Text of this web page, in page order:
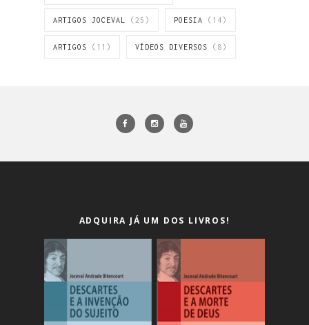
ARTIGOS JOCEVAL (25) POESIA (14)
ARTIGOS (11) VÍDEOS DIVERSOS (8)
ADQUIRA JÁ UM DOS LIVROS!